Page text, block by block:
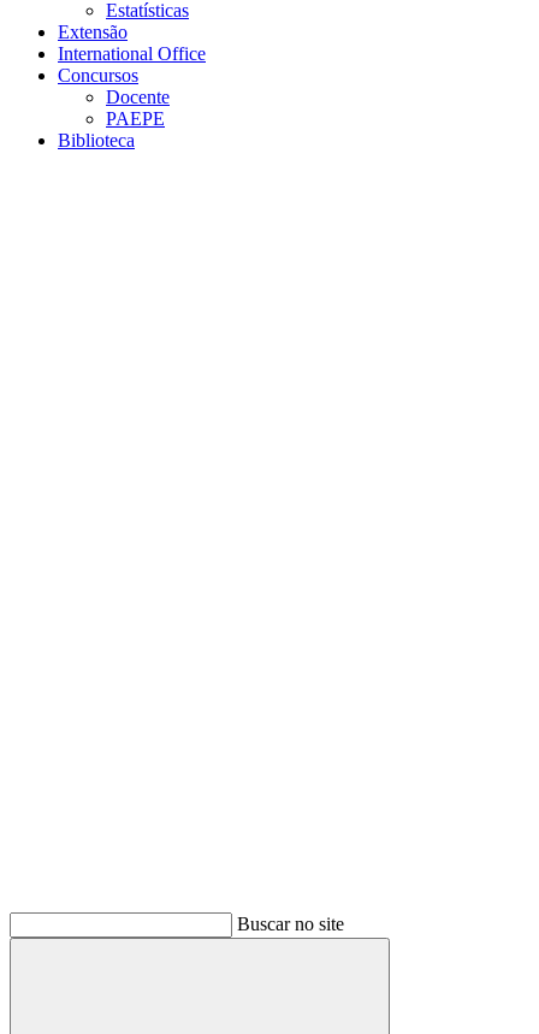
Estatísticas
Extensão
International Office
Concursos
Docente
PAEPE
Biblioteca
Buscar no site